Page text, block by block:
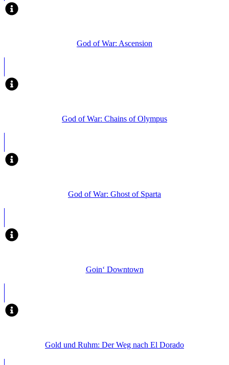
God of War: Ascension
God of War: Chains of Olympus
God of War: Ghost of Sparta
Goin‘ Downtown
Gold und Ruhm: Der Weg nach El Dorado